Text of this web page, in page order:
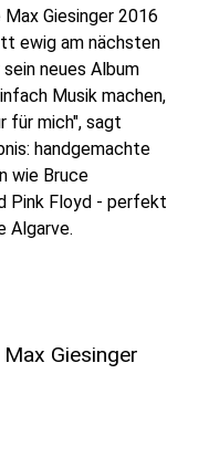
Giesinger 2016
ewig am nächsten
neues Album
Musik machen,
für mich", sagt
handgemachte
wie Bruce
Pink Floyd - perfekt
Algarve.
Giesinger